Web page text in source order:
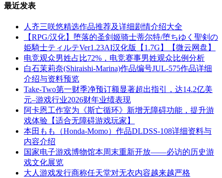
最近发表
人齐三咲悠精选作品推荐及详细剧情介绍大全
【RPG/汉化】堕落的圣剑姬骑士蒂尔特/堕ちゆく聖剣の
姫騎士ティルテVer1.23AI汉化版【1.7G】【微云网盘】
电竞观众男姓占比72%，电竞赛事男姓观众比例分析
白石茉莉奈(Shiraishi-Marina)作品编号JUL-575作品详细
介绍与资料预览
Take-Two第一财季净预订额显著超出指引，达14.2亿美
元–游戏行业2026财年业绩表现
阿卡恩工作室为《斯亡循环》新增无障碍功能，提升游
戏体验【适合无障碍游戏玩家】
本田もも（Honda-Momo）作品DLDSS-108详细资料与
内容介绍
国家电子游戏博物馆本周末重新开放——必访的历史游
戏文化展览
大人游戏发行商称任天堂对无衣内容越来越严格